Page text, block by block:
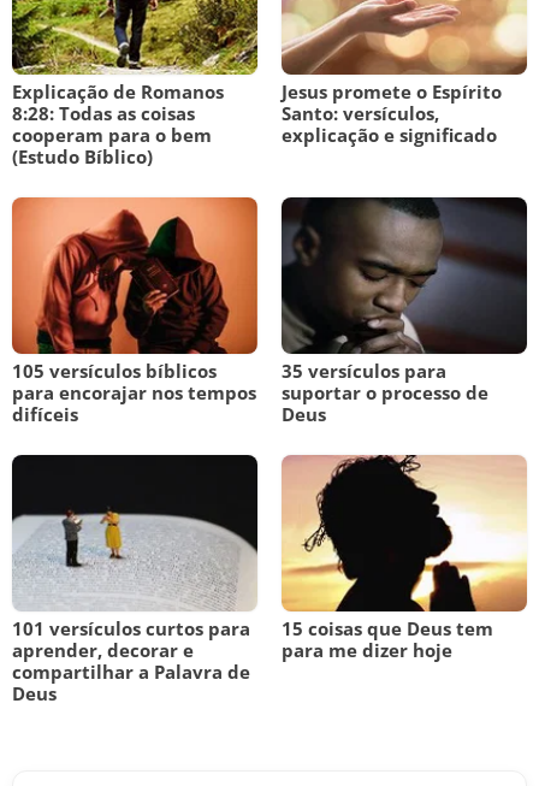
Explicação de Romanos
8:28: Todas as coisas
cooperam para o bem
(Estudo Bíblico)
Jesus promete o Espírito
Santo: versículos,
explicação e significado
105 versículos bíblicos
para encorajar nos tempos
difíceis
35 versículos para
suportar o processo de
Deus
101 versículos curtos para
aprender, decorar e
compartilhar a Palavra de
Deus
15 coisas que Deus tem
para me dizer hoje